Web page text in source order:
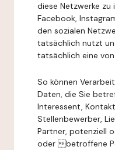
diese Netzwerke zu
Facebook,
den sozialen
tatsächlich nutzt
tatsächlich eine
So können
Daten, die Sie
Interessent,
Stellenbewerber,
Partner, potenziell
oder betroffene